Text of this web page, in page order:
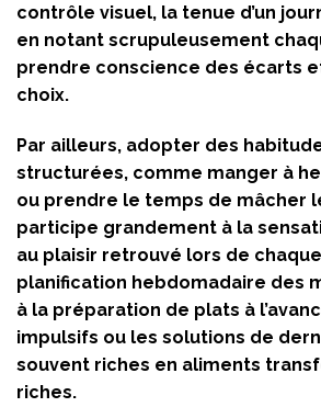
contrôle visuel, la tenue d’un
en notant scrupuleusement
prendre conscience des écarts
choix.
Par ailleurs, adopter des
structurées, comme manger à
ou prendre le temps de mâcher
participe grandement à la
au plaisir retrouvé lors de
planification hebdomadaire des
à la préparation de plats à
impulsifs ou les solutions de
souvent riches en aliments
riches.